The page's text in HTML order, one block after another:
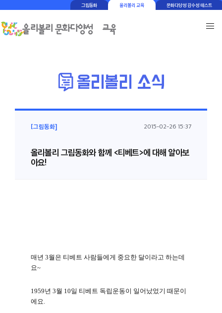
그림동화 올리볼리 교육 문화다양성 감수성 테스트
[그림동화] 2015-02-26 15:37
올리볼리 그림동화와 함께 <티베트>에 대해 알아보
아요!
매년 3월은 티베트 사람들에게 중요한 달이라고 하는데
요~
1959년3월 10일 티베트 독립운동이 일어났었기 때문이
에요.